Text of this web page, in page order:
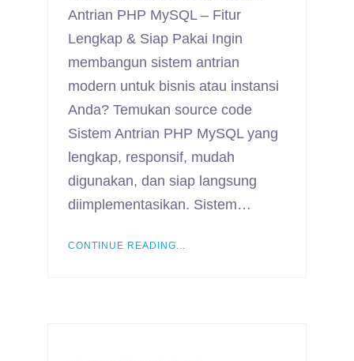
Antrian PHP MySQL – Fitur
Lengkap & Siap Pakai Ingin
membangun sistem antrian
modern untuk bisnis atau instansi
Anda? Temukan source code
Sistem Antrian PHP MySQL yang
lengkap, responsif, mudah
digunakan, dan siap langsung
diimplementasikan. Sistem…
CONTINUE READING...